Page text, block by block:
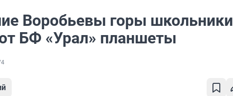
Воробьевы горы школьники
БФ «Урал» планшеты